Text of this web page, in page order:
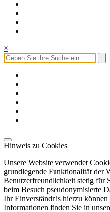
×
Hinweis zu Cookies
Unsere Website verwendet
grundlegende Funktionalität der
Benutzerfreundlichkeit stetig für
beim Besuch pseudonymisierte
Ihr Einverständnis hierzu
Informationen finden Sie in